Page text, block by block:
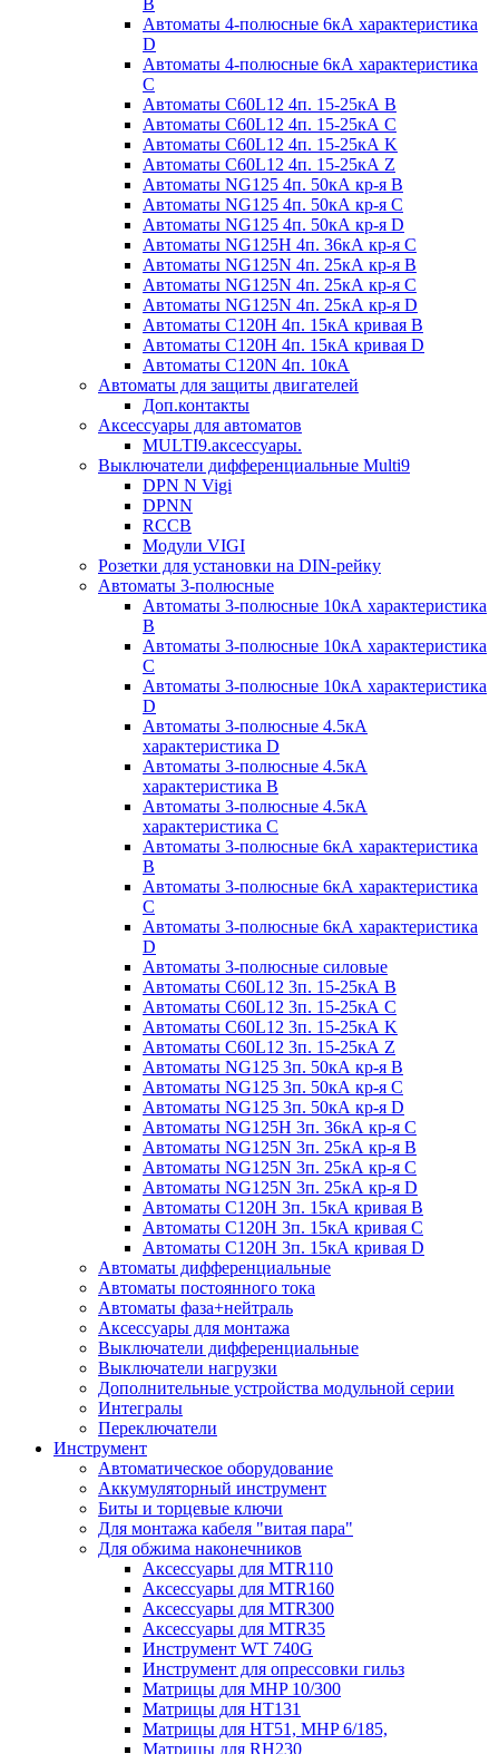
Автоматы 4-полюсные 6кА характеристика
D
Автоматы 4-полюсные 6кА характеристика
С
Автоматы C60L12 4п. 15-25кА B
Автоматы C60L12 4п. 15-25кА C
Автоматы C60L12 4п. 15-25кА K
Автоматы C60L12 4п. 15-25кА Z
Автоматы NG125 4п. 50кА кр-я B
Автоматы NG125 4п. 50кА кр-я C
Автоматы NG125 4п. 50кА кр-я D
Автоматы NG125H 4п. 36кА кр-я C
Автоматы NG125N 4п. 25кА кр-я B
Автоматы NG125N 4п. 25кА кр-я C
Автоматы NG125N 4п. 25кА кр-я D
Автоматы С120H 4п. 15кА кривая B
Автоматы С120H 4п. 15кА кривая D
Автоматы С120N 4п. 10кА
Автоматы для защиты двигателей
Доп.контакты
Аксессуары для автоматов
MULTI9.аксессуары.
Выключатели дифференциальные Multi9
DPN N Vigi
DPNN
RCCB
Модули VIGI
Розетки для установки на DIN-рейку
Автоматы 3-полюсные
Автоматы 3-полюсные 10кА характеристика
B
Автоматы 3-полюсные 10кА характеристика
C
Автоматы 3-полюсные 10кА характеристика
D
Автоматы 3-полюсные 4.5кА
характеристика D
Автоматы 3-полюсные 4.5кА
характеристика В
Автоматы 3-полюсные 4.5кА
характеристика С
Автоматы 3-полюсные 6кА характеристика
B
Автоматы 3-полюсные 6кА характеристика
C
Автоматы 3-полюсные 6кА характеристика
D
Автоматы 3-полюсные силовые
Автоматы C60L12 3п. 15-25кА B
Автоматы C60L12 3п. 15-25кА C
Автоматы C60L12 3п. 15-25кА K
Автоматы C60L12 3п. 15-25кА Z
Автоматы NG125 3п. 50кА кр-я B
Автоматы NG125 3п. 50кА кр-я C
Автоматы NG125 3п. 50кА кр-я D
Автоматы NG125H 3п. 36кА кр-я C
Автоматы NG125N 3п. 25кА кр-я B
Автоматы NG125N 3п. 25кА кр-я C
Автоматы NG125N 3п. 25кА кр-я D
Автоматы С120Н 3п. 15кА кривая B
Автоматы С120Н 3п. 15кА кривая C
Автоматы С120Н 3п. 15кА кривая D
Автоматы дифференциальные
Автоматы постоянного тока
Автоматы фаза+нейтраль
Аксессуары для монтажа
Выключатели дифференциальные
Выключатели нагрузки
Дополнительные устройства модульной серии
Интегралы
Переключатели
Инструмент
Автоматическое оборудование
Аккумуляторный инструмент
Биты и торцевые ключи
Для монтажа кабеля "витая пара"
Для обжима наконечников
Аксессуары для MTR110
Аксессуары для MTR160
Аксессуары для MTR300
Аксессуары для MTR35
Инструмент WT 740G
Инструмент для опрессовки гильз
Матрицы для MHP 10/300
Матрицы для НТ131
Матрицы для НТ51, MHP 6/185,
Матрицы для RH230